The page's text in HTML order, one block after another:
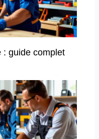
: guide complet